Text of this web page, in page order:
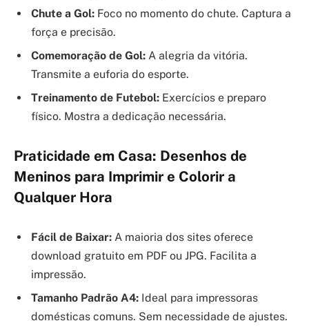
Chute a Gol: Foco no momento do chute. Captura a
força e precisão.
Comemoração de Gol: A alegria da vitória.
Transmite a euforia do esporte.
Treinamento de Futebol: Exercícios e preparo
físico. Mostra a dedicação necessária.
Praticidade em Casa: Desenhos de
Meninos para Imprimir e Colorir a
Qualquer Hora
Fácil de Baixar: A maioria dos sites oferece
download gratuito em PDF ou JPG. Facilita a
impressão.
Tamanho Padrão A4: Ideal para impressoras
domésticas comuns. Sem necessidade de ajustes.